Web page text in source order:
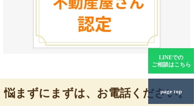
悩まずにまずは、お電話ください。
LINEでの
ご相談はこちら
page top